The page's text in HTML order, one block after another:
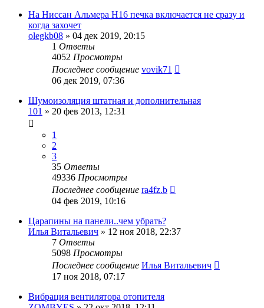
На Ниссан Альмера Н16 печка включается не сразу и
когда захочет
olegkb08 » 04 дек 2019, 20:15
1 Ответы
4052 Просмотры
Последнее сообщение vovik71
06 дек 2019, 07:36
Шумоизоляция штатная и дополнительная
101 » 20 фев 2013, 12:31
1
2
3
35 Ответы
49336 Просмотры
Последнее сообщение ra4fz.b
04 фев 2019, 10:16
Царапины на панели..чем убрать?
Илья Витальевич » 12 ноя 2018, 22:37
7 Ответы
5098 Просмотры
Последнее сообщение Илья Витальевич
17 ноя 2018, 07:17
Вибрация вентилятора отопителя